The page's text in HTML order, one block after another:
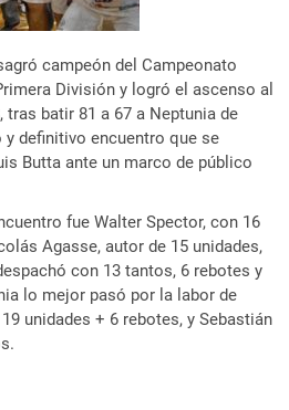
campeón del Campeonato
División y logró el ascenso al
tras batir 81 a 67 a Neptunia de
y definitivo encuentro que se
Butta ante un marco de público
fue Walter Spector, con 16
Agasse, autor de 15 unidades,
con 13 tantos, 6 rebotes y
lo mejor pasó por la labor de
unidades + 6 rebotes, y Sebastián